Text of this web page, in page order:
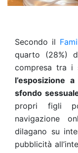
Secondo il
quarto (28%)
compresa tra i
l’esposizione
sfondo
propri figli
navigazione
dilagano su
pubblicità